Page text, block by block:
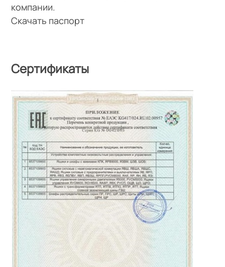
компании.
Скачать паспорт
Сертификаты